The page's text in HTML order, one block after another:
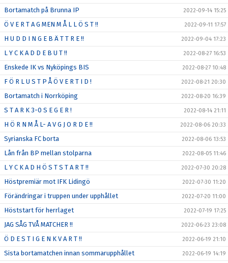
Bortamatch på Brunna IP 2022-09-14 15:25
Ö V E R T A G MEN M Å L L Ö S T !! 2022-09-11 17:57
H U D D I N G E B Ä T T R E !! 2022-09-04 17:23
L Y C K A D D E B U T !! 2022-08-27 16:53
Enskede IK vs Nyköpings BIS 2022-08-27 10:48
F Ö R L U S T P Å Ö V E R T I D ! 2022-08-21 20:30
Bortamatch i Norrköping 2022-08-20 16:39
S T A R K 3-0 S E G E R ! 2022-08-14 21:11
H Ö R N M Å L- A V G J O R D E !! 2022-08-06 20:33
Syrianska FC borta 2022-08-06 13:53
Lån från BP mellan stolparna 2022-08-05 11:46
L Y C K A D H Ö S T S T A R T !! 2022-07-30 20:28
Höstpremiär mot IFK Lidingö 2022-07-30 11:20
Förändringar i truppen under upphållet 2022-07-20 11:00
Höststart för herrlaget 2022-07-19 17:25
JAG SÅG TVÅ MATCHER !! 2022-06-23 23:08
Ö D E S T I G E N K V A R T !! 2022-06-19 21:10
Sista bortamatchen innan sommarupphållet 2022-06-19 14:19